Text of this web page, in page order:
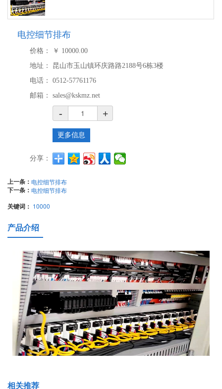
电控细节排布
价格： ￥ 10000.00
地址：
昆山市玉山镇环庆路路2188号6栋3楼
电话：
0512-57761176
邮箱：
sales@kskmz.net
- +
更多信息
分享：
上一条：电控细节排布
下一条：电控细节排布
关键词： 10000
产品介绍
相关推荐